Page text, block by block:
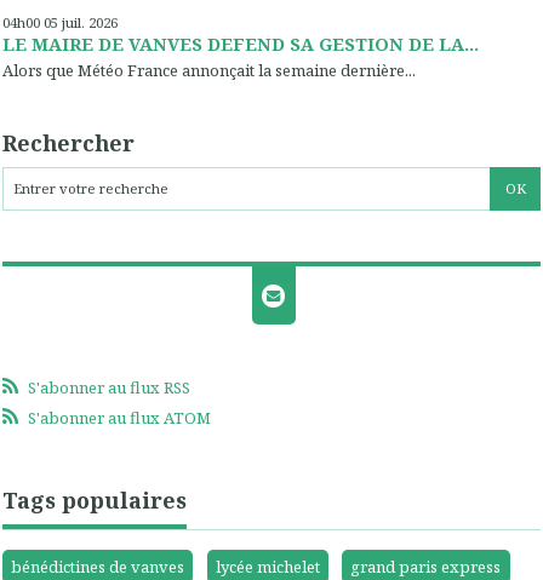
04h00 05 juil. 2026
LE MAIRE DE VANVES DEFEND SA GESTION DE LA...
Alors que Météo France annonçait la semaine dernière...
Rechercher
S'abonner au flux RSS
S'abonner au flux ATOM
Tags populaires
bénédictines de vanves lycée michelet
grand paris express